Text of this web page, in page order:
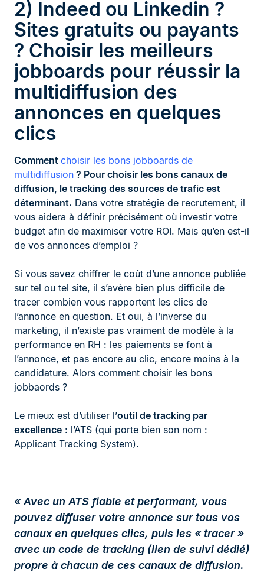
2) Indeed ou Linkedin ?
Sites gratuits ou payants
? Choisir les meilleurs
jobboards pour réussir la
multidiffusion des
annonces en quelques
clics
Comment choisir les bons jobboards de
multidiffusion ? Pour choisir les bons canaux de
diffusion, le tracking des sources de trafic est
déterminant. Dans votre stratégie de recrutement, il
vous aidera à définir précisément où investir votre
budget afin de maximiser votre ROI. Mais qu’en est-il
de vos annonces d’emploi ?
Si vous savez chiffrer le coût d’une annonce publiée
sur tel ou tel site, il s’avère bien plus difficile de
tracer combien vous rapportent les clics de
l’annonce en question. Et oui, à l’inverse du
marketing, il n’existe pas vraiment de modèle à la
performance en RH : les paiements se font à
l’annonce, et pas encore au clic, encore moins à la
candidature. Alors comment choisir les bons
jobbaords ?
Le mieux est d’utiliser l’outil de tracking par
excellence : l’ATS (qui porte bien son nom :
Applicant Tracking System).
« Avec un ATS fiable et performant, vous
pouvez diffuser votre annonce sur tous vos
canaux en quelques clics, puis les « tracer »
avec un code de tracking (lien de suivi dédié)
propre à chacun de ces canaux de diffusion.